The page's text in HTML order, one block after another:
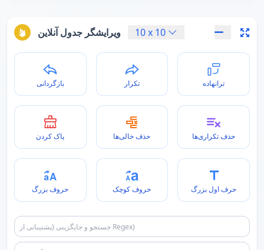
ویرایشگر جدول آنلاین 10x 10
بازگردانی تکرار ترانهاده
پاک کردن حذف خالی‌ها حذف تکراری‌ها
حروف بزرگ حروف کوچک حرف اول بزرگ